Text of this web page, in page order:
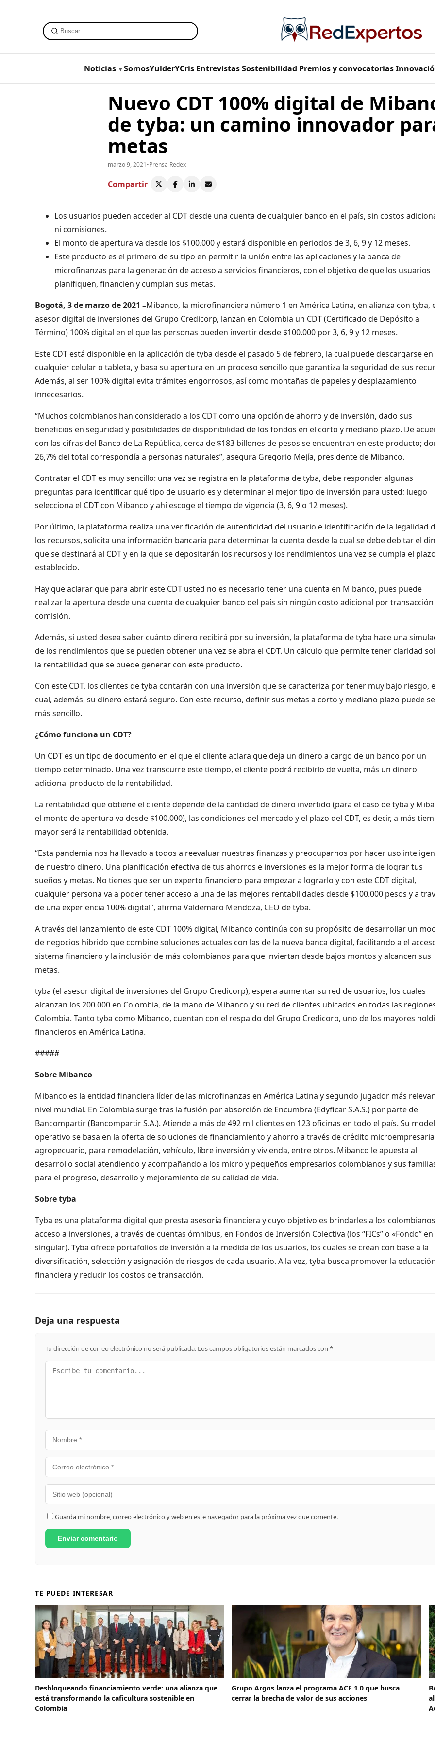
Noticias SomosYulderYCris Entrevistas Sostenibilidad Premios y convocatorias
Nuevo CDT 100% digital de
de tyba: un camino innovador
metas
marzo 9, 2021•Prensa Redex
Compartir
Los usuarios pueden acceder al CDT desde una cuenta de cualquier banco en el país, sin costos
ni comisiones.
El monto de apertura va desde los $100.000 y estará disponible en periodos de 3, 6, 9 y 12 meses.
Este producto es el primero de su tipo en permitir la unión entre las aplicaciones y la banca de
microfinanzas para la generación de acceso a servicios financieros, con el objetivo de que los usuarios
planifiquen, financien y cumplan sus metas.
Bogotá, 3 de marzo de 2021 –Mibanco, la microfinanciera número 1 en América Latina, en alianza con tyba,
asesor digital de inversiones del Grupo Credicorp, lanzan en Colombia un CDT (Certificado de Depósito a
Término) 100% digital en el que las personas pueden invertir desde $100.000 por 3, 6, 9 y 12 meses.
Este CDT está disponible en la aplicación de tyba desde el pasado 5 de febrero, la cual puede descargarse en
cualquier celular o tableta, y basa su apertura en un proceso sencillo que garantiza la seguridad de sus
Además, al ser 100% digital evita trámites engorrosos, así como montañas de papeles y desplazamiento
innecesarios.
“Muchos colombianos han considerado a los CDT como una opción de ahorro y de inversión, dado sus
beneficios en seguridad y posibilidades de disponibilidad de los fondos en el corto y mediano plazo. De
con las cifras del Banco de La República, cerca de $183 billones de pesos se encuentran en este producto;
26,7% del total correspondía a personas naturales”, asegura Gregorio Mejía, presidente de Mibanco.
Contratar el CDT es muy sencillo: una vez se registra en la plataforma de tyba, debe responder algunas
preguntas para identificar qué tipo de usuario es y determinar el mejor tipo de inversión para usted; luego
selecciona el CDT con Mibanco y ahí escoge el tiempo de vigencia (3, 6, 9 o 12 meses).
Por último, la plataforma realiza una verificación de autenticidad del usuario e identificación de la legalidad
los recursos, solicita una información bancaria para determinar la cuenta desde la cual se debe debitar el
que se destinará al CDT y en la que se depositarán los recursos y los rendimientos una vez se cumpla el plazo
establecido.
Hay que aclarar que para abrir este CDT usted no es necesario tener una cuenta en Mibanco, pues puede
realizar la apertura desde una cuenta de cualquier banco del país sin ningún costo adicional por transacción
comisión.
Además, si usted desea saber cuánto dinero recibirá por su inversión, la plataforma de tyba hace una
de los rendimientos que se pueden obtener una vez se abra el CDT. Un cálculo que permite tener claridad
la rentabilidad que se puede generar con este producto.
Con este CDT, los clientes de tyba contarán con una inversión que se caracteriza por tener muy bajo riesgo,
cual, además, su dinero estará seguro. Con este recurso, definir sus metas a corto y mediano plazo puede
más sencillo.
¿Cómo funciona un CDT?
Un CDT es un tipo de documento en el que el cliente aclara que deja un dinero a cargo de un banco por un
tiempo determinado. Una vez transcurre este tiempo, el cliente podrá recibirlo de vuelta, más un dinero
adicional producto de la rentabilidad.
La rentabilidad que obtiene el cliente depende de la cantidad de dinero invertido (para el caso de tyba y
el monto de apertura va desde $100.000), las condiciones del mercado y el plazo del CDT, es decir, a más
mayor será la rentabilidad obtenida.
“Esta pandemia nos ha llevado a todos a reevaluar nuestras finanzas y preocuparnos por hacer uso
de nuestro dinero. Una planificación efectiva de tus ahorros e inversiones es la mejor forma de lograr tus
sueños y metas. No tienes que ser un experto financiero para empezar a lograrlo y con este CDT digital,
cualquier persona va a poder tener acceso a una de las mejores rentabilidades desde $100.000 pesos y a
de una experiencia 100% digital”, afirma Valdemaro Mendoza, CEO de tyba.
A través del lanzamiento de este CDT 100% digital, Mibanco continúa con su propósito de desarrollar un
de negocios híbrido que combine soluciones actuales con las de la nueva banca digital, facilitando a el
sistema financiero y la inclusión de más colombianos para que inviertan desde bajos montos y alcancen sus
metas.
tyba (el asesor digital de inversiones del Grupo Credicorp), espera aumentar su red de usuarios, los cuales
alcanzan los 200.000 en Colombia, de la mano de Mibanco y su red de clientes ubicados en todas las
Colombia. Tanto tyba como Mibanco, cuentan con el respaldo del Grupo Credicorp, uno de los mayores
financieros en América Latina.
#####
Sobre Mibanco
Mibanco es la entidad financiera líder de las microfinanzas en América Latina y segundo jugador más
nivel mundial. En Colombia surge tras la fusión por absorción de Encumbra (Edyficar S.A.S.) por parte de
Bancompartir (Bancompartir S.A.). Atiende a más de 492 mil clientes en 123 oficinas en todo el país. Su
operativo se basa en la oferta de soluciones de financiamiento y ahorro a través de crédito
agropecuario, para remodelación, vehículo, libre inversión y vivienda, entre otros. Mibanco le apuesta al
desarrollo social atendiendo y acompañando a los micro y pequeños empresarios colombianos y sus
para el progreso, desarrollo y mejoramiento de su calidad de vida.
Sobre tyba
Tyba es una plataforma digital que presta asesoría financiera y cuyo objetivo es brindarles a los colombianos
acceso a inversiones, a través de cuentas ómnibus, en Fondos de Inversión Colectiva (los “FICs” o «Fondo” en
singular). Tyba ofrece portafolios de inversión a la medida de los usuarios, los cuales se crean con base a la
diversificación, selección y asignación de riesgos de cada usuario. A la vez, tyba busca promover la educación
financiera y reducir los costos de transacción.
Deja una respuesta
Tu dirección de correo electrónico no será publicada. Los campos obligatorios están marcados con *
Guarda mi nombre, correo electrónico y web en este navegador para la próxima vez que comente.
TE PUEDE INTERESAR
Desbloqueando financiamiento verde: una alianza que
está transformando la caficultura sostenible en
Colombia
Grupo Argos lanza el programa ACE 1.0 que busca
cerrar la brecha de valor de sus acciones